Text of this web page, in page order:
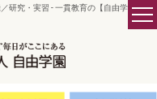
研究・実習 - 一貫教育の【自由学園】